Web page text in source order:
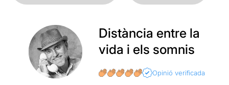
Distància entre la
vida i els somnis
Opinió verificada